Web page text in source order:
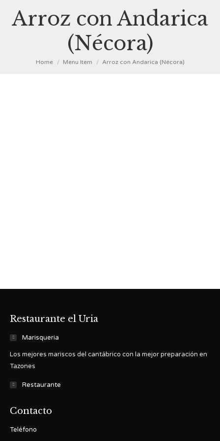
Arroz con Andarica
(Nécora)
You are here:
Home Menu Item Arroz con Andarica (Nécora)
Restaurante el Uria
Marisqueria
Los mejores mariscos del cantábrico con la mejor preparación en
Tazones
Restaurante
Contacto
Teléfono